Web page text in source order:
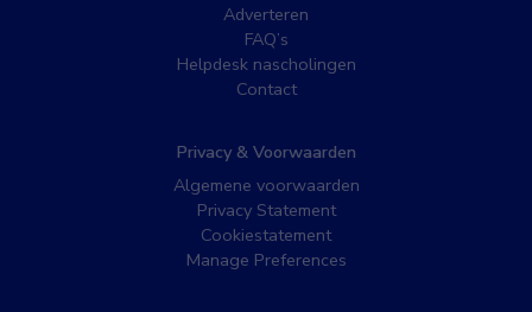
Adverteren
FAQ’s
Helpdesk nascholingen
Contact
Privacy & Voorwaarden
Algemene voorwaarden
Privacy Statement
Cookiestatement
Manage Preferences